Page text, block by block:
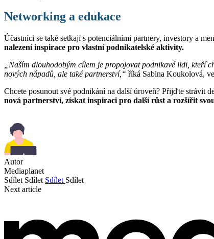
Networking a edukace
Účastníci se také setkají s potenciálními partnery, investory a
nalezení inspirace pro vlastní podnikatelské aktivity.
„Naším dlouhodobým cílem je propojovat podnikavé lidi, kteří
nových nápadů, ale také partnerství,“ říká Sabina Koukolová,
Chcete posunout své podnikání na další úroveň? Přijďte strávit
nová partnerství, získat inspiraci pro další růst a rozšířit
Autor
Mediaplanet
Sdílet Sdílet Sdílet Sdílet
Next article